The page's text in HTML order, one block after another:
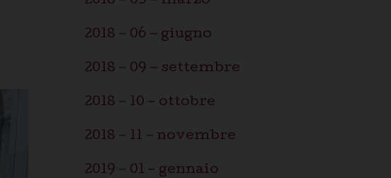
2018 – 06 – giugno
2018 – 09 – settembre
2018 – 10 – ottobre
2018 – 11 – novembre
2019 – 01 – gennaio